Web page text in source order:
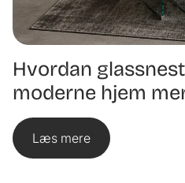
Hvordan
moderne hjem
Læs mere